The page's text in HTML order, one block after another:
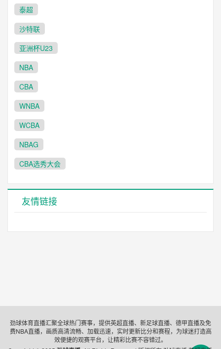
泰超
沙特联
亚洲杯U23
NBA
CBA
WNBA
WCBA
NBAG
CBA选秀大会
友情链接
劲球体育直播汇聚全球热门赛事，提供英超直播、新足球直播、德甲直播及免
费NBA直播，画质高清流畅、加载迅速，实时更新比分和赛程，为球迷打造高
效便捷的观赛平台，让精彩比赛不容错过。